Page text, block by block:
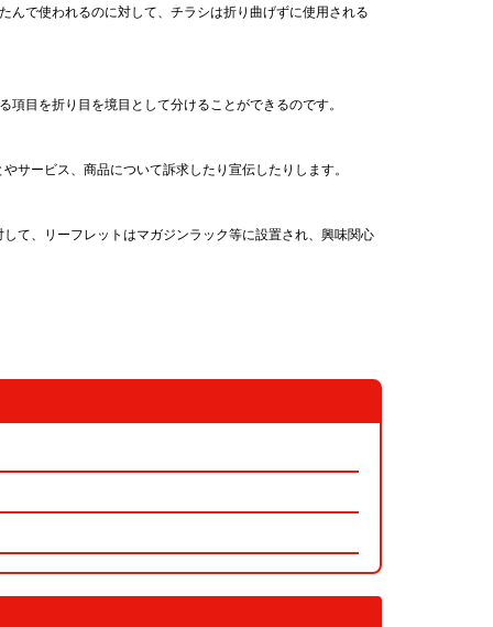
んで使われるのに対して、チラシは折り曲げずに使用される
目を折り目を境目として分けることができるのです。
サービス、商品について訴求したり宣伝したりします。
て、リーフレットはマガジンラック等に設置され、興味関心